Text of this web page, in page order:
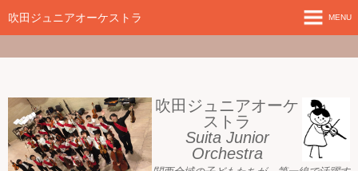
verification=nW1XDOjsXUeBk5Tr0WL2kTnlmTP78udH3yRHAbTSBv8
吹田ジュニアオーケストラ
吹田ジュニアオーケ
ストラ
Suita Junior
Orchestra
MENU
ホーム
新着情報
活動目標